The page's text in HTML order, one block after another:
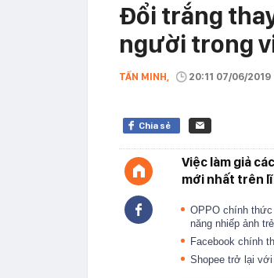
Đổi trắng
người trong
TẤN MINH, 20:11 07/06/2019
Chia sẻ
Việc làm giả
mới nhất trên
OPPO chính thức
năng nhiếp ảnh trẻ
Facebook chính
Shopee trở lại với